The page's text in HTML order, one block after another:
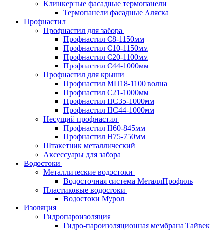
Клинкерные фасадные термопанели
Термопанели фасадные Аляска
Профнастил
Профнастил для забора
Профнастил С8-1150мм
Профнастил С10-1150мм
Профнастил С20-1100мм
Профнастил С44-1000мм
Профнастил для крыши
Профнастил МП18-1100 волна
Профнастил С21-1000мм
Профнастил HC35-1000мм
Профнастил НС44-1000мм
Несущий профнастил
Профнастил Н60-845мм
Профнастил H75-750мм
Штакетник металлический
Аксессуары для забора
Водостоки
Металлические водостоки
Водосточная система МеталлПрофиль
Пластиковые водостоки
Водостоки Мурол
Изоляция
Гидропароизоляция
Гидро-пароизоляционная мембрана Тайвек